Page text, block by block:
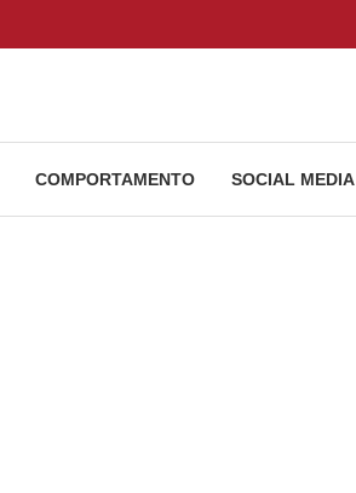
COMPORTAMENTO SOCIAL MEDIA